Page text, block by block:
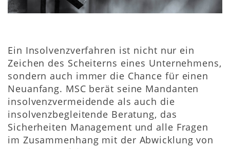
Ein Insolvenzverfahren ist nicht nur ein
Zeichen des Scheiterns eines Unternehmens,
sondern auch immer die Chance für einen
Neuanfang. MSC berät seine Mandanten
insolvenzvermeidende als auch die
insolvenzbegleitende Beratung, das
Sicherheiten Management und alle Fragen
im Zusammenhang mit der Abwicklung von